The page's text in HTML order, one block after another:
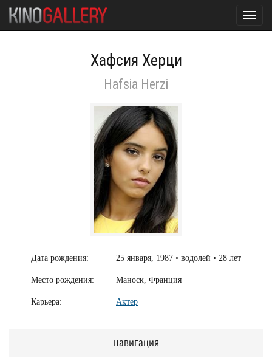
Хафсия Херци
Hafsia Herzi
Дата рождения: 25 января, 1987 • водолей • 28 лет
Место рождения: Маноск, Франция
Карьера: Актер
навигация